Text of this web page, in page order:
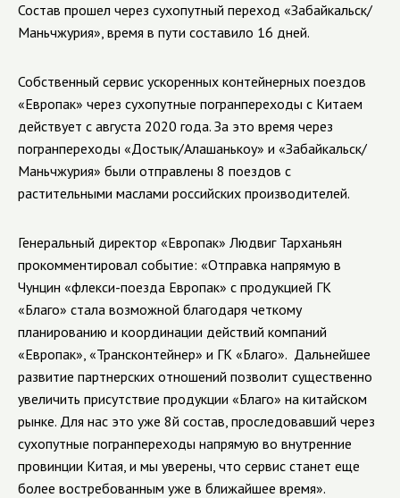
Состав прошел через сухопутный переход «Забайкальск/
Маньчжурия», время в пути составило 16 дней.
Собственный сервис ускоренных контейнерных поездов
«Европак» через сухопутные погранпереходы с Китаем
действует с августа 2020 года. За это время через
погранпереходы «Достык/Алашанькоу» и «Забайкальск/
Маньчжурия» были отправлены 8 поездов с
растительными маслами российских производителей.
Генеральный директор «Европак» Людвиг Тарханьян
прокомментировал событие: «Отправка напрямую в
Чунцин «флекси-поезда Европак» с продукцией ГК
«Благо» стала возможной благодаря четкому
планированию и координации действий компаний
«Европак», «Трансконтейнер» и ГК «Благо». Дальнейшее
развитие партнерских отношений позволит существенно
увеличить присутствие продукции «Благо» на китайском
рынке. Для нас это уже 8й состав, проследовавший через
сухопутные погранпереходы напрямую во внутренние
провинции Китая, и мы уверены, что сервис станет еще
более востребованным уже в ближайшее время».